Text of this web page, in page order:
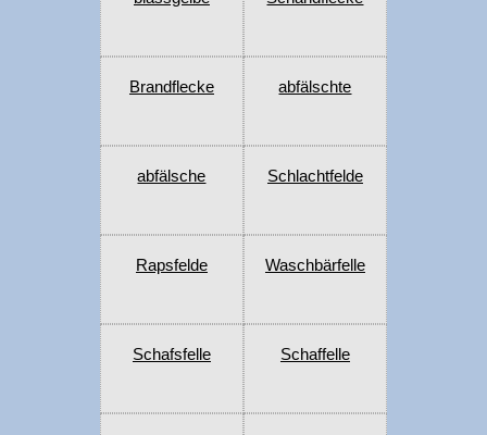
Brandflecke abfälschte
abfälsche Schlachtfelde
Rapsfelde Waschbärfelle
Schafsfelle Schaffelle